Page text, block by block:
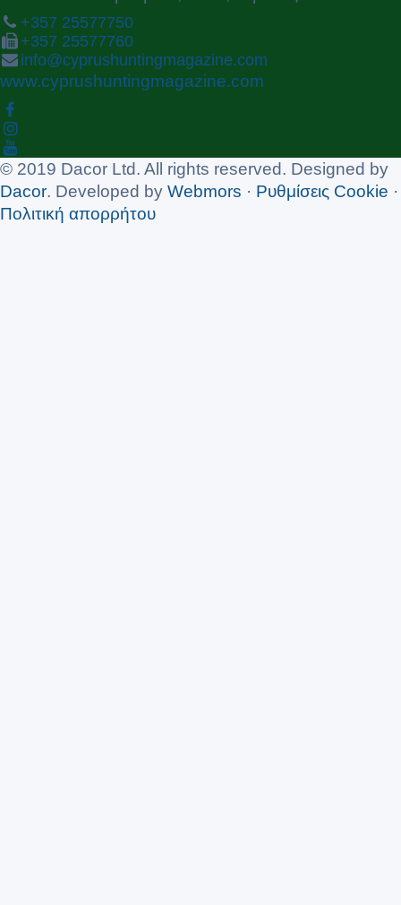
+357 25577750
+357 25577760
info@cyprushuntingmagazine.com
www.cyprushuntingmagazine.com
© 2019 Dacor Ltd. All rights reserved. Designed by
Dacor. Developed by Webmors · Ρυθμίσεις Cookie ·
Πολιτική απορρήτου